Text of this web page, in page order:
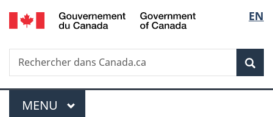
Passer
au
principal
Passer
à
Au
du
Passer
à
version
simplifiée
de
la
EN
Recherche
Rechercher
dans
Menu
MENU PRINCIPAL